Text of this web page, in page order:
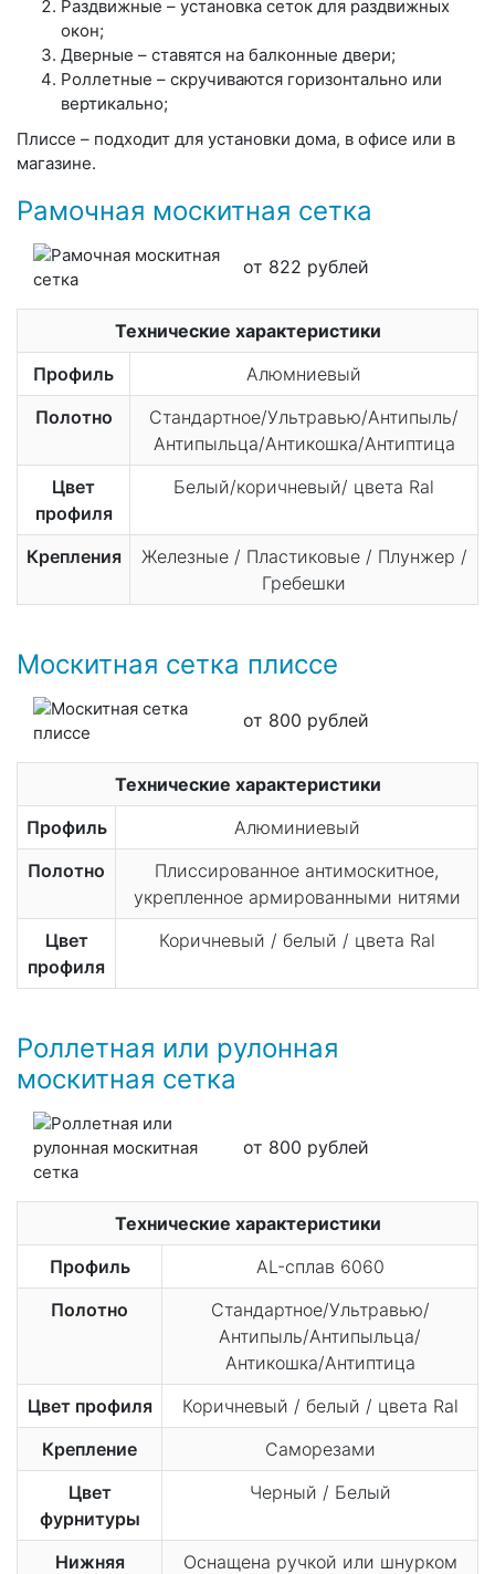
Раздвижные – установка сеток для раздвижных
окон;
Дверные – ставятся на балконные двери;
Роллетные – скручиваются горизонтально или
вертикально;
Плиссе – подходит для установки дома, в офисе или в
магазине.
Рамочная москитная сетка
от 822 рублей
Технические характеристики
Профиль
Алюмниевый
Полотно
Стандартное/Ультравью/Антипыль/
Антипыльца/Антикошка/Антиптица
Цвет
профиля
Белый/коричневый/ цвета Ral
Крепления
Железные / Пластиковые / Плунжер /
Гребешки
Москитная сетка плиссе
от 800 рублей
Технические характеристики
Профиль
Алюминиевый
Полотно
Плиссированное антимоскитное,
укрепленное армированными нитями
Цвет
профиля
Коричневый / белый / цвета Ral
Роллетная или рулонная
москитная сетка
от 800 рублей
Технические характеристики
Профиль
AL-сплав 6060
Полотно
Стандартное/Ультравью/
Антипыль/Антипыльца/
Антикошка/Антиптица
Цвет профиля
Коричневый / белый / цвета Ral
Крепление
Саморезами
Цвет
фурнитуры
Черный / Белый
Нижняя
Оснащена ручкой или шнурком